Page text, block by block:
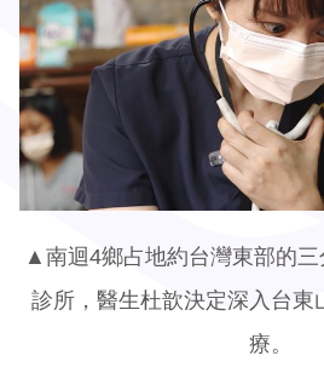
▲南迴4鄉占地約台灣東部的
診所，醫生杜歆決定深入台東
療。